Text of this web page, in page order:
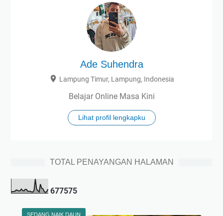
Ade Suhendra
Lampung Timur, Lampung, Indonesia
Belajar Online Masa Kini
Lihat profil lengkapku
TOTAL PENAYANGAN HALAMAN
677575
SEDANG NAIK DAUN